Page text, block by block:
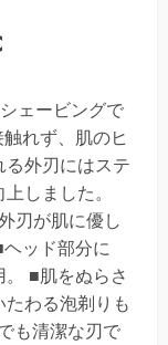
ェービングで
れず、肌のヒ
外刃にはステ
しました。
刃が肌に優し
ッド部分に
■肌をぬらさ
わる泡剃りも
も清潔な刃で